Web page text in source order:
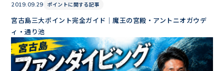
2019.09.29 ポイントに関する記事
宮古島三大ポイント完全ガイド｜魔王の宮殿・アントニオガウデ
ィ・通り池